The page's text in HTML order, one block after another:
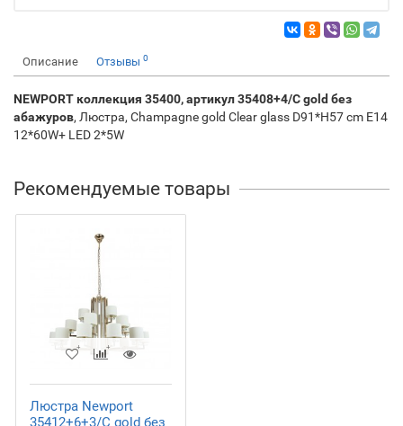
Описание Отзывы 0
NEWPORT коллекция 35400, артикул 35408+4/C gold без
абажуров, Люстра, Champagne gold Clear glass D91*H57 cm E14
12*60W+ LED 2*5W
Рекомендуемые товары
Люстра Newport
35412+6+3/C gold без